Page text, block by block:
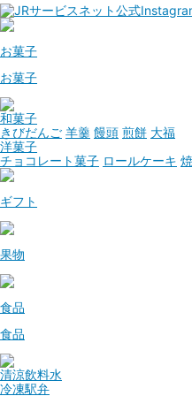
お菓子
お菓子
和菓子
きびだんご 羊羹 饅頭 煎餅 大福
洋菓子
チョコレート菓子 ロールケーキ
ギフト
果物
食品
食品
清涼飲料水
冷凍駅弁